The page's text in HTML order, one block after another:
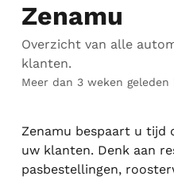
Zenamu
Overzicht van alle
klanten.
Meer dan 3 weken
Zenamu bespaart u tijd
uw klanten. Denk aan
pasbestellingen,